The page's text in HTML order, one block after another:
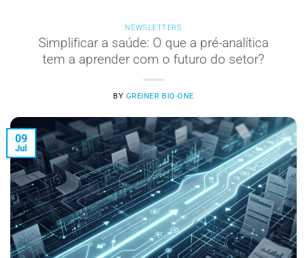
NEWSLETTERS
Simplificar a saúde: O que a pré-analítica
tem a aprender com o futuro do setor?
BY GREINER BIO-ONE
09
Jul